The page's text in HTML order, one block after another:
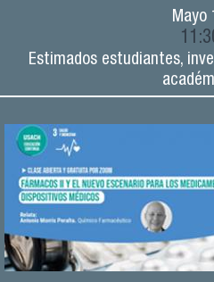
Mayo
Estimados estudiantes,